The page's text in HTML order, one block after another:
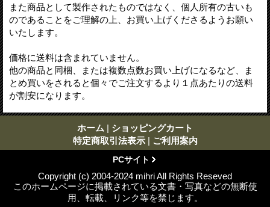
また商品として製作されたものではなく、個人所有の古いも
のであることをご理解の上、お買い上げくださるようお願い
いたします。
価格に送料は含まれていません。
他の商品と同梱、または複数点数お買い上げになるなど、ま
とめ買いをされると個々でご注文するより１点あたりの送料
が割安になります。
ホーム | ショッピングカート
特定商取引法表示 | ご利用案内
PCサイト
Copyright (c) 2004-2024 mihri All Rights Reseved
このホームページに掲載されている文書・写真などの無断使
用、転載、リンク等を禁じます。